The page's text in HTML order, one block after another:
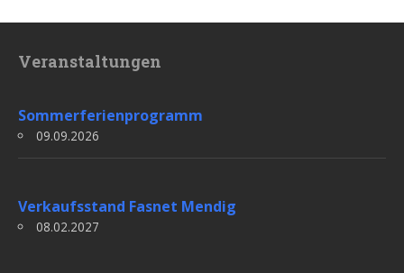
Veranstaltungen
Sommerferienprogramm
09.09.2026
Verkaufsstand Fasnet Mendig
08.02.2027